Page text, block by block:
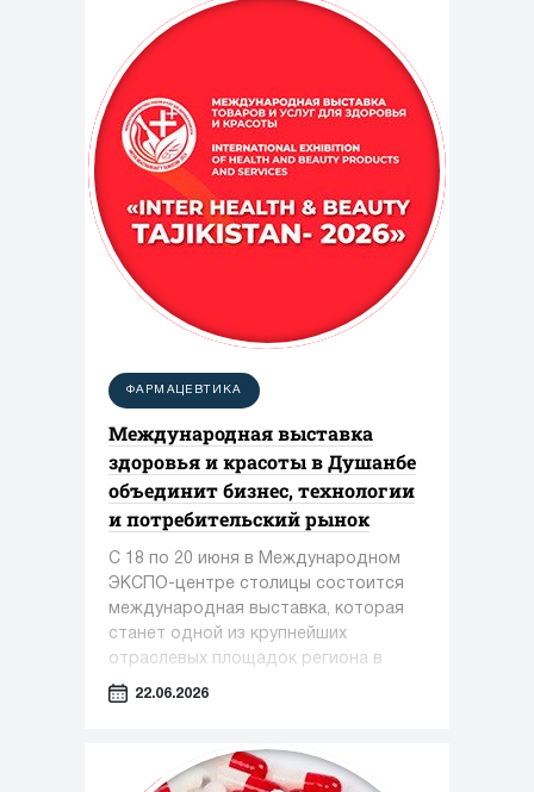
ФАРМАЦЕВТИКА
Международная выставка
здоровья и красоты в Душанбе
объединит бизнес, технологии
и потребительский рынок
С 18 по 20 июня в Международном
ЭКСПО-центре столицы состоится
международная выставка, которая
станет одной из крупнейших
отраслевых площадок региона в
сфере медицины, фармацевтики и
22.06.2026